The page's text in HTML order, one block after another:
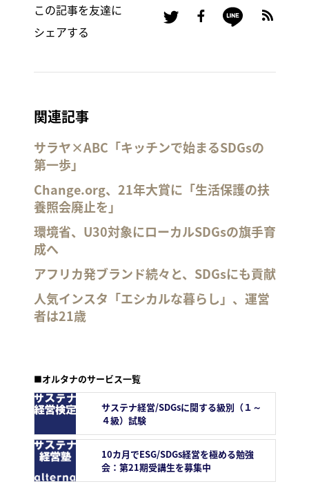
この記事を友達に
シェアする
関連記事
サラヤ×ABC「キッチンで始まるSDGsの
第一歩」
Change.org、21年大賞に「生活保護の扶
養照会廃止を」
環境省、U30対象にローカルSDGsの旗手育
成へ
アフリカ発ブランド続々と、SDGsにも貢献
人気インスタ「エシカルな暮らし」、運営
者は21歳
■オルタナのサービス一覧
サステナ経営/SDGsに関する級別（１～
４級）試験
10カ月でESG/SDGs経営を極める勉強
会：第21期受講生を募集中